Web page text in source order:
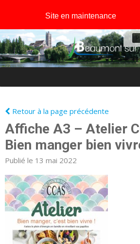
Retour à la page précédente
Affiche A3 – Atelier
Bien manger bien
Publié le 13 mai 2022
Site en maintenance